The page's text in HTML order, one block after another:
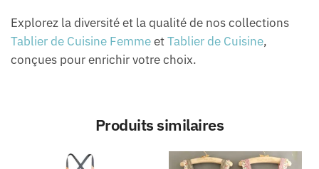
Explorez la diversité et la qualité de nos collections
Tablier de Cuisine FemmeetTablier de Cuisine,
conçues pour enrichir votre choix.
Produits similaires